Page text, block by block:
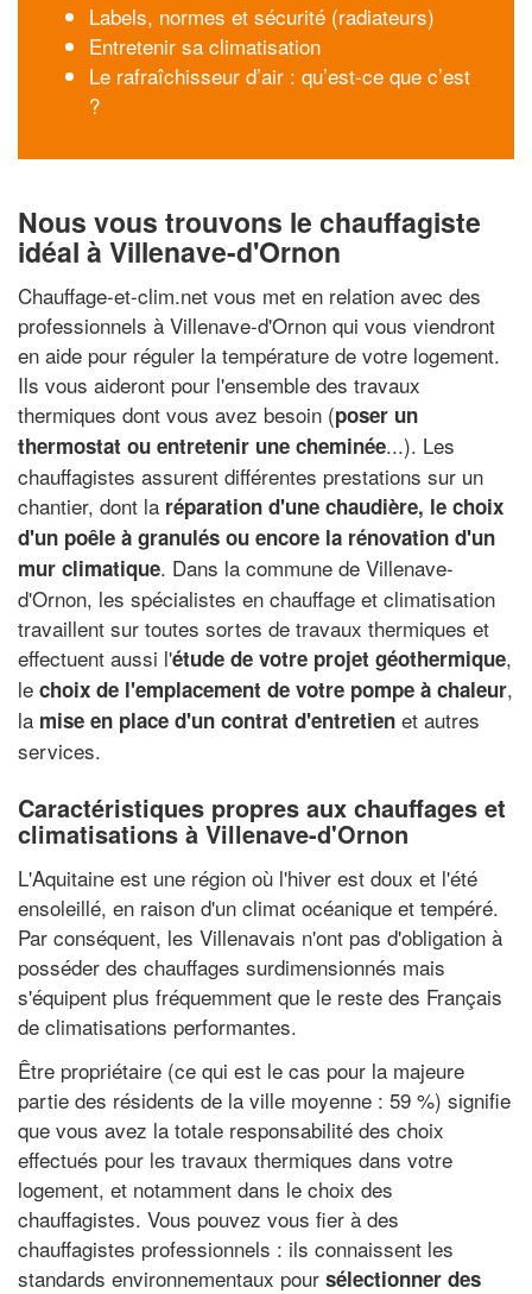
Labels, normes et sécurité (radiateurs)
Entretenir sa climatisation
Le rafraîchisseur d’air : qu’est-ce que c’est
?
Nous vous trouvons le chauffagiste
idéal à Villenave-d'Ornon
Chauffage-et-clim.net vous met en relation avec des
professionnels à Villenave-d'Ornon qui vous viendront
en aide pour réguler la température de votre logement.
Ils vous aideront pour l'ensemble des travaux
thermiques dont vous avez besoin (poser un
thermostat ou entretenir une cheminée...). Les
chauffagistes assurent différentes prestations sur un
chantier, dont la réparation d'une chaudière, le choix
d'un poêle à granulés ou encore la rénovation d'un
mur climatique. Dans la commune de Villenave-
d'Ornon, les spécialistes en chauffage et climatisation
travaillent sur toutes sortes de travaux thermiques et
effectuent aussi l'étude de votre projet géothermique,
le choix de l'emplacement de votre pompe à chaleur,
la mise en place d'un contrat d'entretien et autres
services.
Caractéristiques propres aux chauffages et
climatisations à Villenave-d'Ornon
L'Aquitaine est une région où l'hiver est doux et l'été
ensoleillé, en raison d'un climat océanique et tempéré.
Par conséquent, les Villenavais n'ont pas d'obligation à
posséder des chauffages surdimensionnés mais
s'équipent plus fréquemment que le reste des Français
de climatisations performantes.
Être propriétaire (ce qui est le cas pour la majeure
partie des résidents de la ville moyenne : 59 %) signifie
que vous avez la totale responsabilité des choix
effectués pour les travaux thermiques dans votre
logement, et notamment dans le choix des
chauffagistes. Vous pouvez vous fier à des
chauffagistes professionnels : ils connaissent les
standards environnementaux pour sélectionner des